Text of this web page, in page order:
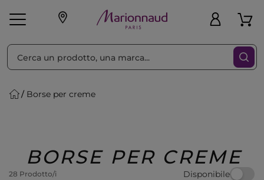
Make-up Profumi
Regalo
Borse per creme
BORSE PER CREME
28 Prodotto/i Disponibile
Ordina per Filtra